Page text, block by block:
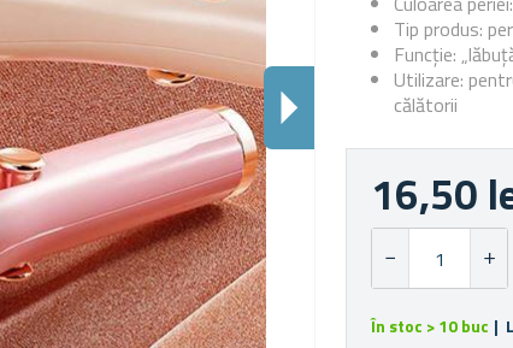
Tip produs:
Funcție:
Utilizare:
călătorii
16,50
În stoc > 10 buc |